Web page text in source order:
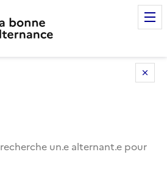
recherche un.e alternant.e pour